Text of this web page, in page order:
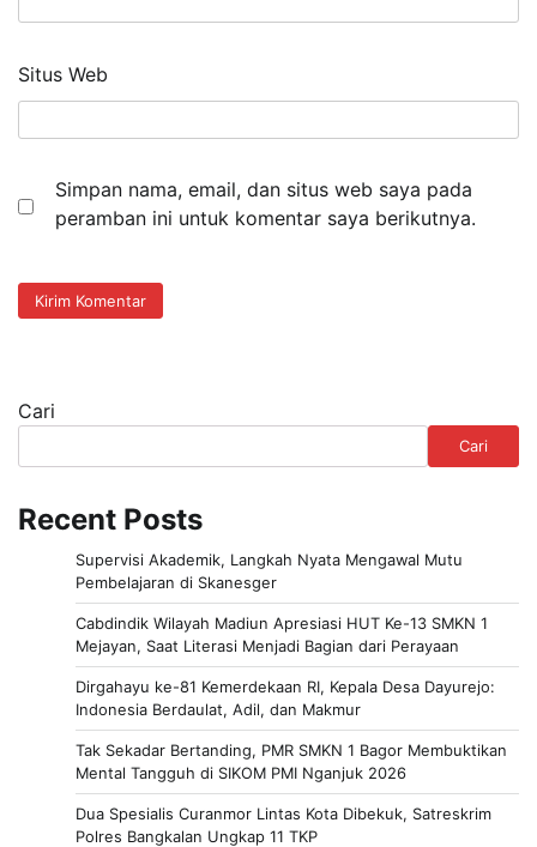
Situs Web
Simpan nama, email, dan situs web saya pada
peramban ini untuk komentar saya berikutnya.
Cari
Cari
Recent Posts
Supervisi Akademik, Langkah Nyata Mengawal Mutu
Pembelajaran di Skanesger
Cabdindik Wilayah Madiun Apresiasi HUT Ke-13 SMKN 1
Mejayan, Saat Literasi Menjadi Bagian dari Perayaan
Dirgahayu ke-81 Kemerdekaan RI, Kepala Desa Dayurejo:
Indonesia Berdaulat, Adil, dan Makmur
Tak Sekadar Bertanding, PMR SMKN 1 Bagor Membuktikan
Mental Tangguh di SIKOM PMI Nganjuk 2026
Dua Spesialis Curanmor Lintas Kota Dibekuk, Satreskrim
Polres Bangkalan Ungkap 11 TKP